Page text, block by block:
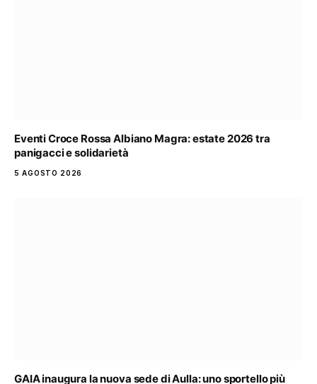
Eventi Croce Rossa Albiano Magra: estate 2026 tra
panigacci e solidarietà
5 AGOSTO 2026
GAIA inaugura la nuova sede di Aulla: uno sportello più